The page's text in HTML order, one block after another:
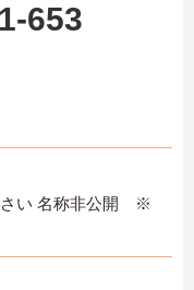
653
い 名称非公開 ※